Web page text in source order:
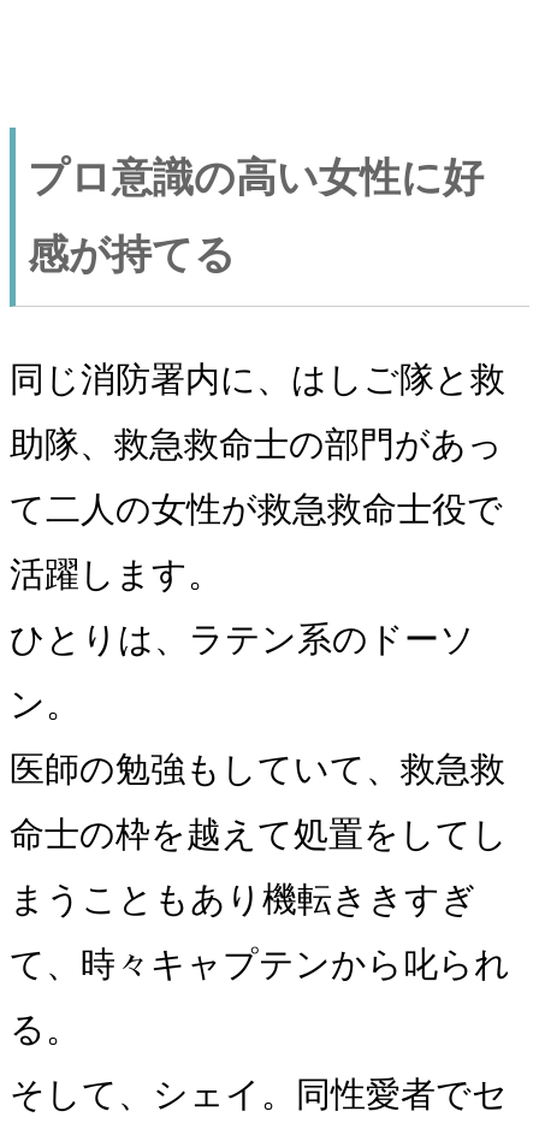
プロ意識の高い女性に好
感が持てる
同じ消防署内に、はしご隊と救
助隊、救急救命士の部門があっ
て二人の女性が救急救命士役で
活躍します。
ひとりは、ラテン系のドーソ
ン。
医師の勉強もしていて、救急救
命士の枠を越えて処置をしてし
まうこともあり機転ききすぎ
て、時々キャプテンから叱られ
る。
そして、シェイ。同性愛者でセ